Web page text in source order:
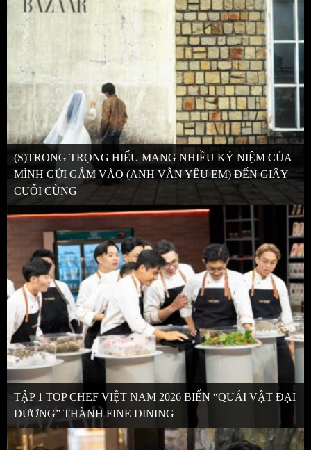
(S)TRONG TRỌNG HIẾU MANG NHIỀU KỶ NIỆM CỦA
MÌNH GỬI GẮM VÀO (ANH VẪN YÊU EM) ĐẾN GIÂY
CUỐI CÙNG
TẬP 1 TOP CHEF VIỆT NAM 2026 BIẾN “QUÁI VẬT ĐẠI
DƯƠNG” THÀNH FINE DINING